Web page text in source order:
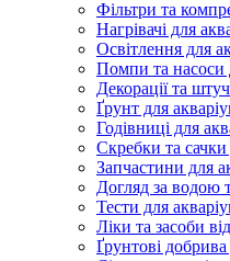
Фільтри та
Нагрівачі для
Освітлення для
Помпи та насоси
Декорації та
Ґрунт для
Годівниці для
Скребки та сачки
Запчастини для
Догляд за водою
Тести для
Ліки та засоби
Ґрунтові